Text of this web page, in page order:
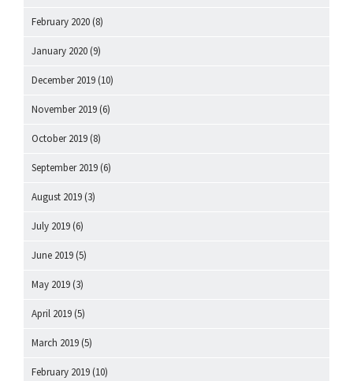
February 2020 (8)
January 2020 (9)
December 2019 (10)
November 2019 (6)
October 2019 (8)
September 2019 (6)
August 2019 (3)
July 2019 (6)
June 2019 (5)
May 2019 (3)
April 2019 (5)
March 2019 (5)
February 2019 (10)